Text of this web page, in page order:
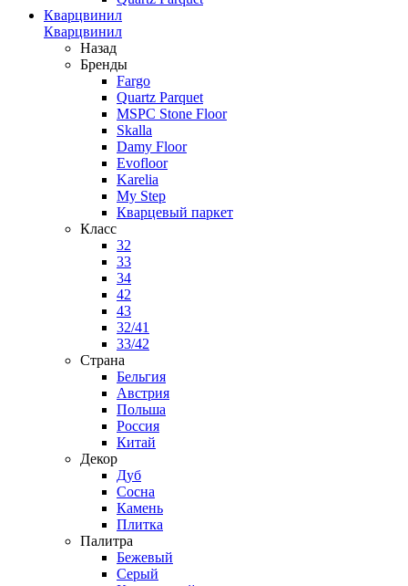
Кварцвинил
Кварцвинил
Назад
Бренды
Fargo
Quartz Parquet
MSPC Stone Floor
Skalla
Damy Floor
Evofloor
Karelia
My Step
Кварцевый паркет
Класс
32
33
34
42
43
32/41
33/42
Страна
Бельгия
Австрия
Польша
Россия
Китай
Декор
Дуб
Сосна
Камень
Плитка
Палитра
Бежевый
Серый